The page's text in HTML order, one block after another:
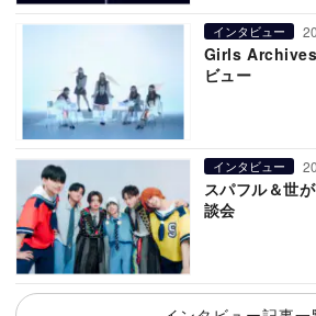
インタビュー
Girls
ビュー
インタビュー
スパフル＆世
談会